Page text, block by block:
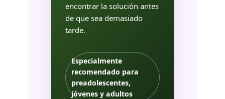
encontrar la solución antes
de que sea demasiado
tarde.
Especialmente
recomendado para
preadolescentes,
jóvenes y adultos